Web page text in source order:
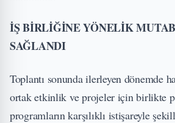
İŞ BİRLİĞİNE YÖNELİK
SAĞLANDI
Toplantı sonunda ilerleyen dönemde
ortak etkinlik ve projeler için birlikte
programların karşılıklı istişareyle